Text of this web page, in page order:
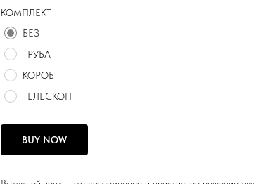
КОМПЛЕКТ
БЕЗ
ТРУБА
КОРОБ
ТЕЛЕСКОП
BUY NOW